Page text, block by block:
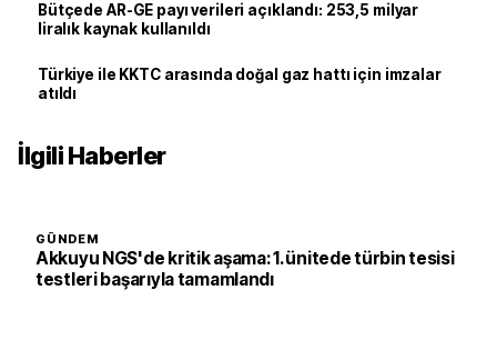
Bütçede AR-GE payı verileri açıklandı: 253,5 milyar
liralık kaynak kullanıldı
Türkiye ile KKTC arasında doğal gaz hattı için imzalar
atıldı
İlgili Haberler
GÜNDEM
Akkuyu NGS'de kritik aşama: 1. ünitede türbin tesisi
testleri başarıyla tamamlandı